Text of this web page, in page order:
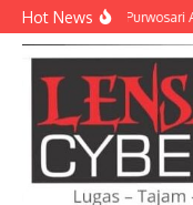
Lewati ke konten
Hot NewsDanramil Purwosari